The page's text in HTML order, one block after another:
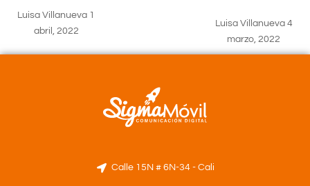
Luisa Villanueva 1
abril, 2022
Luisa Villanueva 4
marzo, 2022
Calle 15N # 6N-34 - Cali